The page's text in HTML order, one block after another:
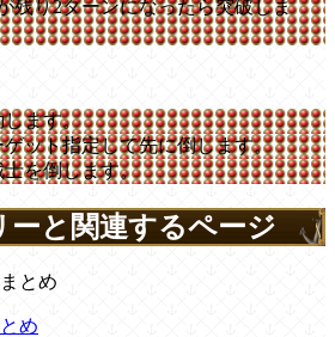
残り2ターンになったら突破しま
します。
ット指定して先に倒します。
を倒します。
ーと関連するページ
とめ
め